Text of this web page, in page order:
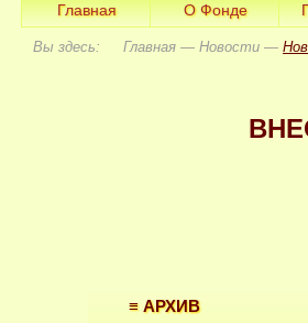
Главная О Фонде
Вы здесь: Главная — Новости —
≡ АРХИВ